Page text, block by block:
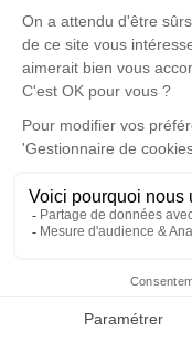
Faire-part
Un service de
vendredi 14
Cimetière de
d'Anjou